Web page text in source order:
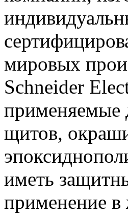
мировых
Schneider
применяемые
щитов,
иметь
применение в